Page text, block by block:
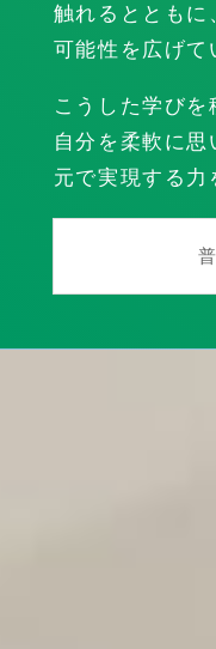
触れるとともに
可能性を広げて
こうした学び
自分を柔軟に
元で実現する力